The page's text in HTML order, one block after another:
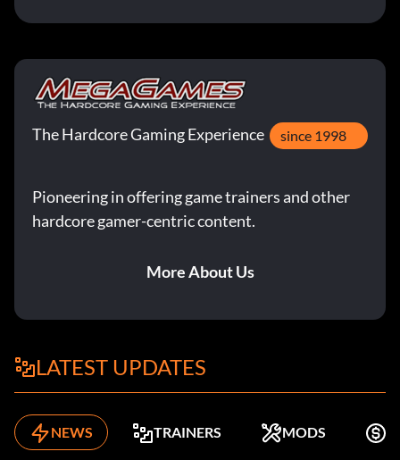
The Hardcore Gaming Experience since 1998
Pioneering in offering game trainers and other
hardcore gamer-centric content.
More About Us
LATEST UPDATES
NEWS TRAINERS MODS